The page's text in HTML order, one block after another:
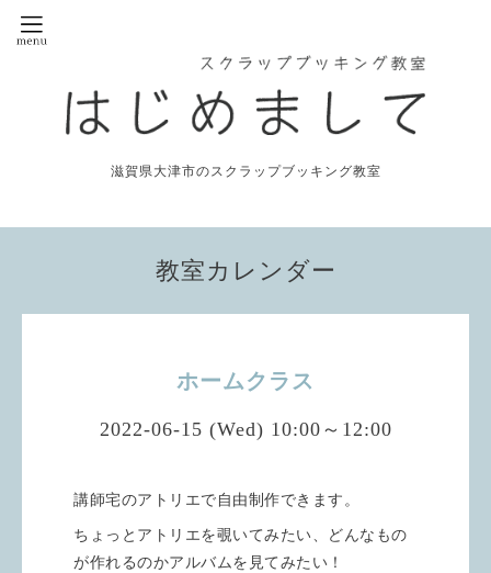
滋賀県大津市のスクラップブッキング教室
教室カレンダー
ホームクラス
2022-06-15 (Wed) 10:00～12:00
講師宅のアトリエで自由制作できます。
ちょっとアトリエを覗いてみたい、どんなもの
が作れるのかアルバムを見てみたい！